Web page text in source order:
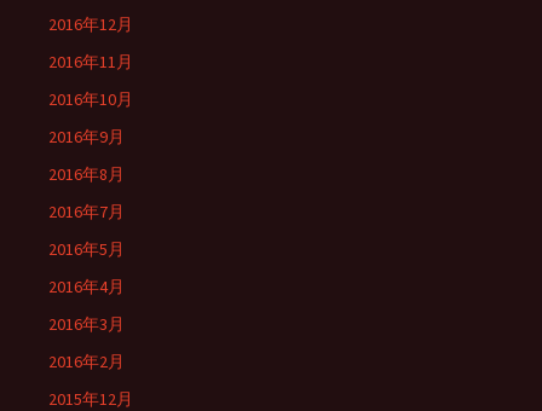
2016年12月
2016年11月
2016年10月
2016年9月
2016年8月
2016年7月
2016年5月
2016年4月
2016年3月
2016年2月
2015年12月